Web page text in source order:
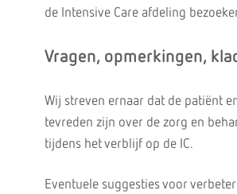
de Intensive Care afdeling
Vragen, opmerkingen,
Wij streven ernaar dat de patiënt
tevreden zijn over de zorg en
tijdens het verblijf op de IC.
Eventuele suggesties voor